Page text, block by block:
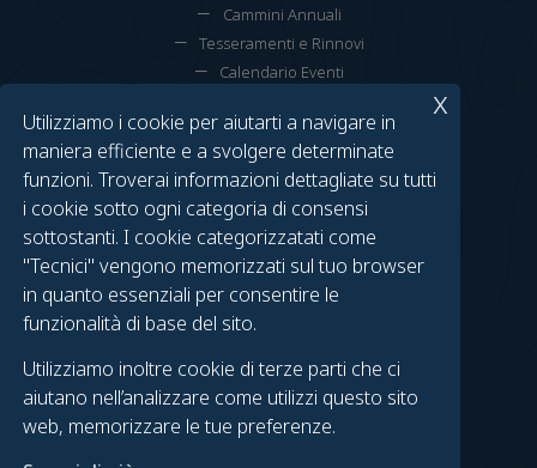
Cammini Annuali
Tesseramenti e Rinnovi
Calendario Eventi
TROVACI SU FACEBOOK
Gruppo Urbino
Gruppo Fossombrone
Urbino on Foot
Fossombrone in Cammino
LEGAL
Contatti
Privacy Policy
Cookie Policy
Utilizziamo i cookie per aiutarti a navigare in
maniera efficiente e a svolgere determinate
funzioni. Troverai informazioni dettagliate su tutti
i cookie sotto ogni categoria di consensi
sottostanti. I cookie categorizzatati come
"Tecnici" vengono memorizzati sul tuo browser
in quanto essenziali per consentire le
funzionalità di base del sito.
Utilizziamo inoltre cookie di terze parti che ci
aiutano nell’analizzare come utilizzi questo sito
web, memorizzare le tue preferenze.
x